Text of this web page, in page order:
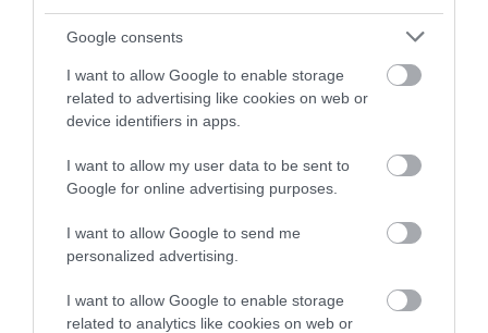
Google consents
I want to allow Google to enable storage
related to advertising like cookies on web or
device identifiers in apps.
I want to allow my user data to be sent to
Google for online advertising purposes.
I want to allow Google to send me
personalized advertising.
I want to allow Google to enable storage
related to analytics like cookies on web or
CSALÁDOKAT – HÁROM NAPON ÁT ING...
2026. augusztus 06|Programok
MAGYAR PÉTER: KIÍRJÁK AZ ELSŐ
SZÉLERŐMŰVI PÁLYÁZATOKAT, M...